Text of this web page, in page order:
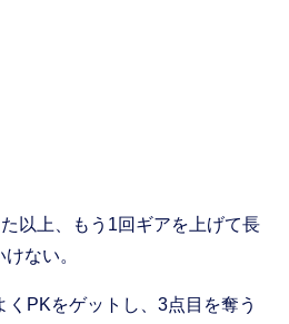
以上、もう1回ギアを上げて長
ない。
PKをゲットし、3点目を奪う